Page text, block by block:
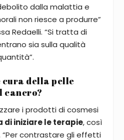
dalla malattia e
non riesce a produrre”
Redaelli. “Si tratta di
sia sulla qualità
cura della pelle
cancro?
i prodotti di cosmesi
di iniziare le terapie, così
contrastare gli effetti